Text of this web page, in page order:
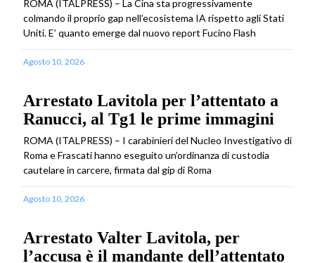
ROMA (ITALPRESS) – La Cina sta progressivamente
colmando il proprio gap nell’ecosistema IA rispetto agli Stati
Uniti. E’ quanto emerge dal nuovo report Fucino Flash
Agosto 10, 2026
Arrestato Lavitola per l’attentato a
Ranucci, al Tg1 le prime immagini
ROMA (ITALPRESS) – I carabinieri del Nucleo Investigativo di
Roma e Frascati hanno eseguito un’ordinanza di custodia
cautelare in carcere, firmata dal gip di Roma
Agosto 10, 2026
Arrestato Valter Lavitola, per
l’accusa è il mandante dell’attentato